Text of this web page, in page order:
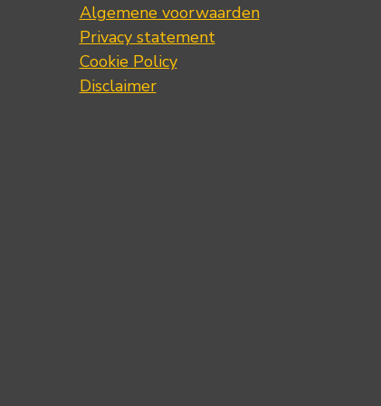
Algemene voorwaarden
Privacy statement
Cookie Policy
Disclaimer